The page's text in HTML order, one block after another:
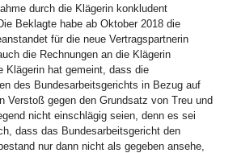
durch die Klägerin konkludent
Beklagte habe ab Oktober 2018 die
für die neue Vertragspartnerin
die Rechnungen an die Klägerin
Klägerin hat gemeint, dass die
des Bundesarbeitsgerichts in Bezug auf
Verstoß gegen den Grundsatz von Treu und
nicht einschlägig seien, denn es sei
dass das Bundesarbeitsgericht den
nur dann nicht als gegeben ansehe,